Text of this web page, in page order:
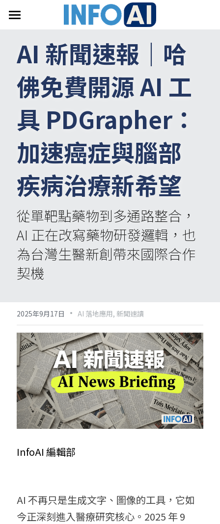
關於InfoAI
訂閱電子報
最新文章
搜索
email聯絡
AI 新聞速報｜ 哈
佛免費開源 AI 工
具 PDGrapher：
加速癌症與腦部
疾病治療新希望
從單靶點藥物到多通路整合，
AI 正在改寫藥物研發邏輯，也
為台灣生醫新創帶來國際合作
契機
2025年9月17日 · AI 落地應用, 新聞速讀
InfoAI 編輯部
AI 不再只是生成文字、圖像的工具，它如
今正深刻進入醫療研究核心。2025 年 9